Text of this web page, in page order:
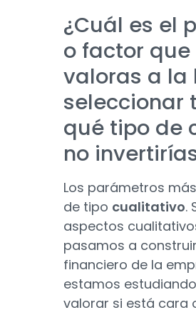
¿Cuál es el
o factor que
valoras a la
seleccionar
qué tipo de
no
Los parámetros
de tipo cualitativo.
aspectos
pasamos a
financiero de la
estamos
valorar si está cara